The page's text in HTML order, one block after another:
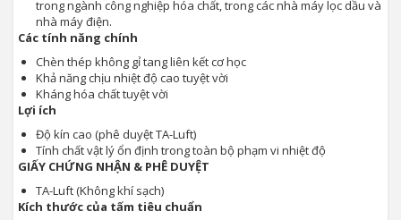
trong ngành công nghiệp hóa chất, trong các nhà máy lọc dầu và
nhà máy điện.
Các tính năng chính
Chèn thép không gỉ tang liên kết cơ học
Khả năng chịu nhiệt độ cao tuyệt vời
Kháng hóa chất tuyệt vời
Lợi ích
Độ kín cao (phê duyệt TA-Luft)
Tính chất vật lý ổn định trong toàn bộ phạm vi nhiệt độ
GIẤY CHỨNG NHẬN & PHÊ DUYỆT
TA-Luft (Không khí sạch)
Kích thước của tấm tiêu chuẩn